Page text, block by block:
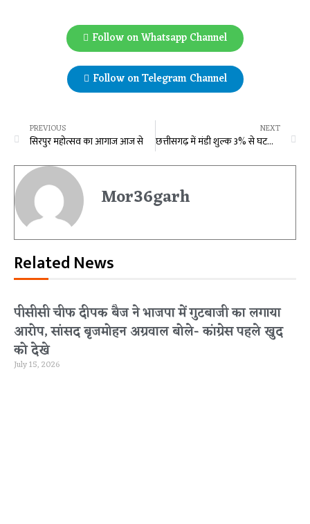
Follow on Whatsapp Channel
Follow on Telegram Channel
PREVIOUS
सिरपुर महोत्सव का आगाज आज से
NEXT
छत्तीसगढ़ में मंडी शुल्क 3% से घटकर 1.5% हुआ, कृषि मंत्री नेताम ने की घोषणा
Mor36garh
Related News
पीसीसी चीफ दीपक बैज ने भाजपा में गुटबाजी का लगाया
आरोप, सांसद बृजमोहन अग्रवाल बोले- कांग्रेस पहले खुद
को देखे
July 15, 2026